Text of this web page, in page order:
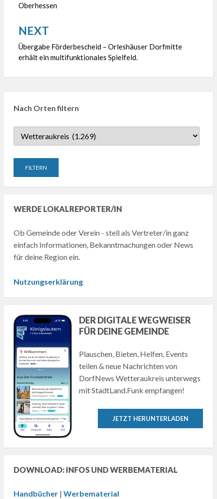
Oberhessen
NEXT
Übergabe Förderbescheid – Orleshäuser Dorfmitte
erhält ein multifunktionales Spielfeld.
Nach Orten filtern
WERDE LOKALREPORTER/IN
Ob Gemeinde oder Verein - stell als Vertreter/in ganz
einfach Informationen, Bekanntmachungen oder News
für deine Region ein.
Nutzungserklärung
DER DIGITALE WEGWEISER
FÜR DEINE GEMEINDE
Plauschen, Bieten, Helfen, Events
teilen & neue Nachrichten von
DorfNews Wetteraukreis unterwegs
mit StadtLand.Funk empfangen!
JETZT HERUNTERLADEN
DOWNLOAD: INFOS UND WERBEMATERIAL
Handbücher| Werbematerial